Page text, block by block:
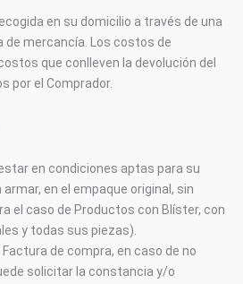
en su domicilio a través de una
mercancía. Los costos de
que conlleven la devolución del
por el Comprador.
en condiciones aptas para su
en el empaque original, sin
el caso de Productos con Blíster, con
y todas sus piezas).
de compra, en caso de no
solicitar la constancia y/o